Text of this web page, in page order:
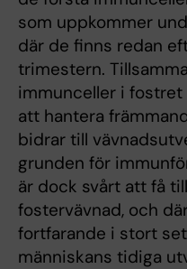
som uppkommer
där de finns redan
trimestern.
immunceller i
att hantera
bidrar till
grunden för
är dock svårt att få
fostervävnad, och
fortfarande i stort
människans tidiga